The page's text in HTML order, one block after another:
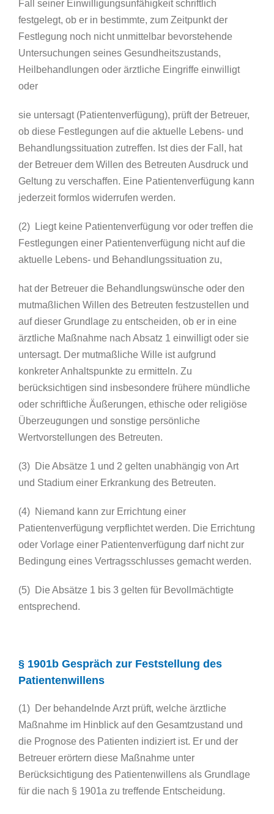
Fall seiner Einwilligungsunfähigkeit schriftlich
festgelegt, ob er in bestimmte, zum Zeitpunkt der
Festlegung noch nicht unmittelbar bevorstehende
Untersuchungen seines Gesundheitszustands,
Heilbehandlungen oder ärztliche Eingriffe einwilligt
oder
sie untersagt (Patientenverfügung), prüft der Betreuer,
ob diese Festlegungen auf die aktuelle Lebens- und
Behandlungssituation zutreffen. Ist dies der Fall, hat
der Betreuer dem Willen des Betreuten Ausdruck und
Geltung zu verschaffen. Eine Patientenverfügung kann
jederzeit formlos widerrufen werden.
(2) Liegt keine Patientenverfügung vor oder treffen die
Festlegungen einer Patientenverfügung nicht auf die
aktuelle Lebens- und Behandlungssituation zu,
hat der Betreuer die Behandlungswünsche oder den
mutmaßlichen Willen des Betreuten festzustellen und
auf dieser Grundlage zu entscheiden, ob er in eine
ärztliche Maßnahme nach Absatz 1 einwilligt oder sie
untersagt. Der mutmaßliche Wille ist aufgrund
konkreter Anhaltspunkte zu ermitteln. Zu
berücksichtigen sind insbesondere frühere mündliche
oder schriftliche Äußerungen, ethische oder religiöse
Überzeugungen und sonstige persönliche
Wertvorstellungen des Betreuten.
(3) Die Absätze 1 und 2 gelten unabhängig von Art
und Stadium einer Erkrankung des Betreuten.
(4) Niemand kann zur Errichtung einer
Patientenverfügung verpflichtet werden. Die Errichtung
oder Vorlage einer Patientenverfügung darf nicht zur
Bedingung eines Vertragsschlusses gemacht werden.
(5) Die Absätze 1 bis 3 gelten für Bevollmächtigte
entsprechend.
§ 1901b Gespräch zur Feststellung des
Patientenwillens
(1) Der behandelnde Arzt prüft, welche ärztliche
Maßnahme im Hinblick auf den Gesamtzustand und
die Prognose des Patienten indiziert ist. Er und der
Betreuer erörtern diese Maßnahme unter
Berücksichtigung des Patientenwillens als Grundlage
für die nach § 1901a zu treffende Entscheidung.